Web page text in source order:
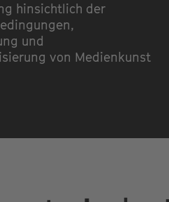
hinsichtlich der
und
von Medienkunst